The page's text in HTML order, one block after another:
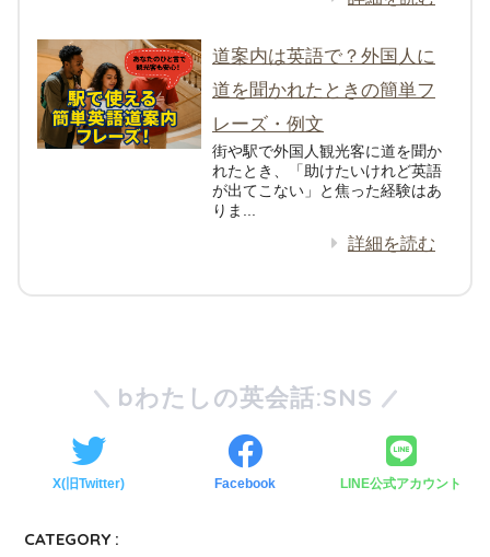
道案内は英語で？外国人に
道を聞かれたときの簡単フ
レーズ・例文
街や駅で外国人観光客に道を聞か
れたとき、「助けたいけれど英語
が出てこない」と焦った経験はあ
りま...
詳細を読む
bわたしの英会話:SNS
X(旧Twitter) Facebook LINE公式アカウント
CATEGORY :